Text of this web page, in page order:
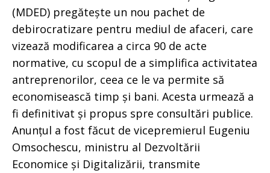
(MDED) pregătește un nou pachet de
debirocratizare pentru mediul de afaceri, care
vizează modificarea a circa 90 de acte
normative, cu scopul de a simplifica activitatea
antreprenorilor, ceea ce le va permite să
economisească timp și bani. Acesta urmează a
fi definitivat și propus spre consultări publice.
Anunțul a fost făcut de vicepremierul Eugeniu
Omsochescu, ministru al Dezvoltării
Economice și Digitalizării, transmite